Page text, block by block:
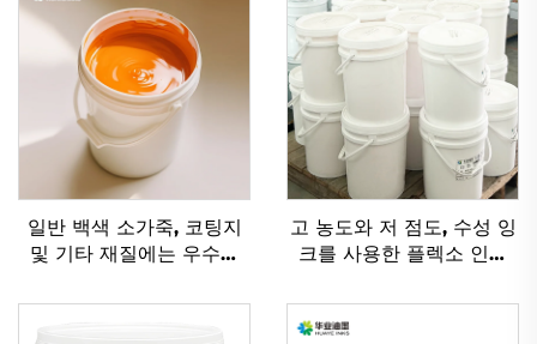
일반 백색 소가죽, 코팅지
및 기타 재질에는 우수한
적용 가능합니다.
고 농도와 저 점도, 수성 잉
크를 사용한 플렉소 인쇄